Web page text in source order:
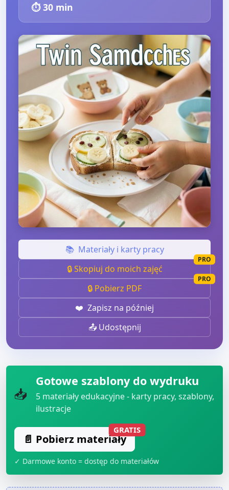
⏱️30 min
📚 Materiały i karty pracy
🔒 Skopiuj do moich zajęć
PRO
🔒 Pobierz PDF
PRO
❤️ Zapisz na później
📤 Udostępnij
📥
Gotowe szablony do wydruku
5 materiały edukacyjne - karty pracy, szablony,
ilustracje
📄 Pobierz materiały
GRATIS
✓ Darmowe konto = dostęp do materiałów